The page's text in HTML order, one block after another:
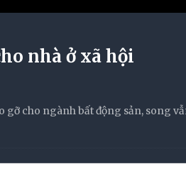
nhà ở xã hội
gỡ cho ngành bất động sản, song